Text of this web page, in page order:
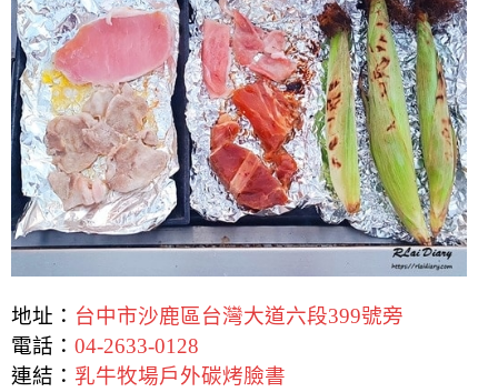
地址： 台中市沙鹿區台灣大道六段399號旁
電話： 04-2633-0128
連結： 乳牛牧場戶外碳烤臉書